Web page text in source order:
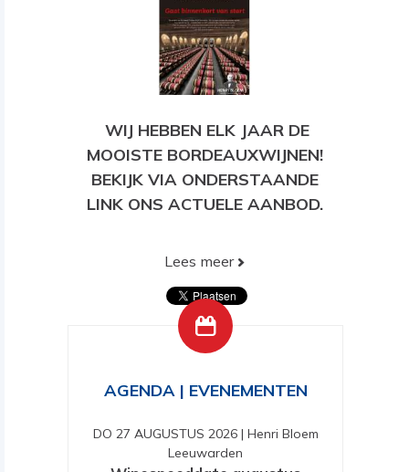
WIJ HEBBEN ELK JAAR DE
MOOISTE BORDEAUXWIJNEN!
BEKIJK VIA ONDERSTAANDE
LINK ONS ACTUELE AANBOD.
AANBOD!
Lees meer
AGENDA | EVENEMENTEN
DO 27 AUGUSTUS 2026| Henri Bloem
Leeuwarden